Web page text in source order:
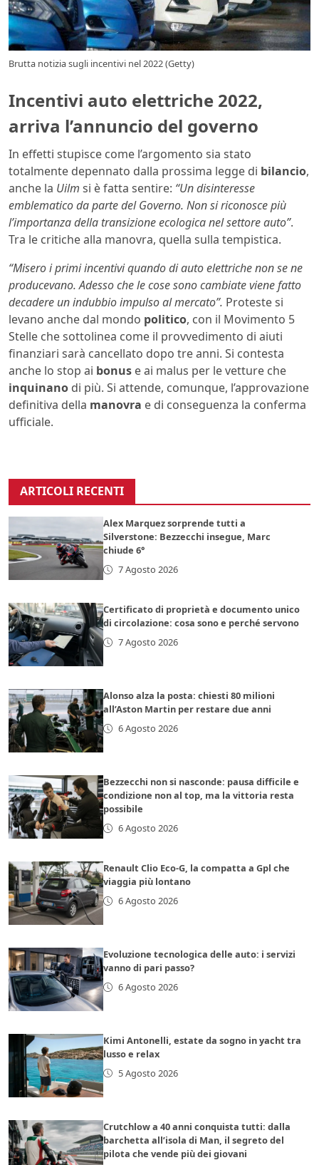
Brutta notizia sugli incentivi nel 2022 (Getty)
Incentivi auto elettriche 2022,
arriva l’annuncio del governo
In effetti stupisce come l’argomento sia stato
totalmente depennato dalla prossima legge di bilancio,
anche la Uilm si è fatta sentire: “Un disinteresse
emblematico da parte del Governo. Non si riconosce più
l’importanza della transizione ecologica nel settore auto”.
Tra le critiche alla manovra, quella sulla tempistica.
“Misero i primi incentivi quando di auto elettriche non se ne
producevano. Adesso che le cose sono cambiate viene fatto
decadere un indubbio impulso al mercato”. Proteste si
levano anche dal mondo politico, con il Movimento 5
Stelle che sottolinea come il provvedimento di aiuti
finanziari sarà cancellato dopo tre anni. Si contesta
anche lo stop ai bonus e ai malus per le vetture che
inquinano di più. Si attende, comunque, l’approvazione
definitiva della manovra e di conseguenza la conferma
ufficiale.
ARTICOLI RECENTI
Alex Marquez sorprende tutti a
Silverstone: Bezzecchi insegue, Marc
chiude 6°
7 Agosto 2026
Certificato di proprietà e documento unico
di circolazione: cosa sono e perché servono
7 Agosto 2026
Alonso alza la posta: chiesti 80 milioni
all’Aston Martin per restare due anni
6 Agosto 2026
Bezzecchi non si nasconde: pausa difficile e
condizione non al top, ma la vittoria resta
possibile
6 Agosto 2026
Renault Clio Eco-G, la compatta a Gpl che
viaggia più lontano
6 Agosto 2026
Evoluzione tecnologica delle auto: i servizi
vanno di pari passo?
6 Agosto 2026
Kimi Antonelli, estate da sogno in yacht tra
lusso e relax
5 Agosto 2026
Crutchlow a 40 anni conquista tutti: dalla
barchetta all’isola di Man, il segreto del
pilota che vende più dei giovani